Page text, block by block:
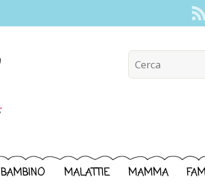
BAMBINO MALATTIE MAMMA